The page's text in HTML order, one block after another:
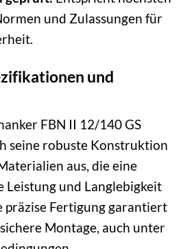
und Zulassungen für
und
FBN II 12/140 GS
seine robuste Konstruktion
aus, die eine
Leistung und Langlebigkeit
präzise Fertigung garantiert
Montage, auch unter